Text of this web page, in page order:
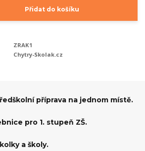
Přidat do košíku
ZRAK1
Chytry-Skolak.cz
příprava na jednom místě.
pro 1. stupeň ZŠ.
a školy.